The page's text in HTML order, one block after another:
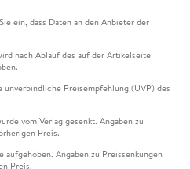
ein, dass Daten an den Anbieter der
nach Ablauf des auf der Artikelseite
Preisempfehlung (UVP) des
vom Verlag gesenkt. Angaben zu
Preis.
Angaben zu Preissenkungen
Preis.